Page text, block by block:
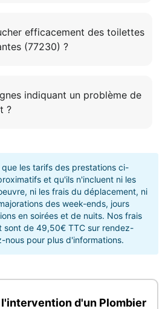
efficacement des toilettes
(77230) ?
indiquant un problème de
?
les tarifs des prestations ci-
et qu'ils n'incluent ni les
ni les frais du déplacement, ni
des week-ends, jours
en soirées et de nuits. Nos frais
sont de 49,50€ TTC sur rendez-
nous pour plus d'informations.
d'un Plombier